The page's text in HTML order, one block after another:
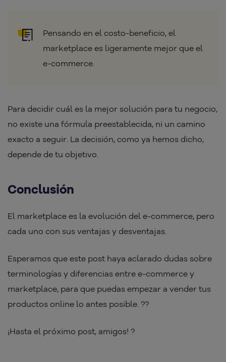
Pensando en el costo-beneficio, el
marketplace es ligeramente mejor que el
e-commerce.
Para decidir cuál es la mejor solución para tu negocio,
no existe una fórmula preestablecida, ni un camino
exacto a seguir. La decisión, como ya hemos dicho,
depende de tu objetivo.
Conclusión
El marketplace es la evolución del e-commerce, pero
cada uno con sus ventajas y desventajas.
Esperamos que este post haya aclarado dudas sobre
terminologías y diferencias entre e-commerce y
marketplace, para que puedas empezar a vender tus
productos online lo antes posible. ??
¡Hasta el próximo post, amigos! ?